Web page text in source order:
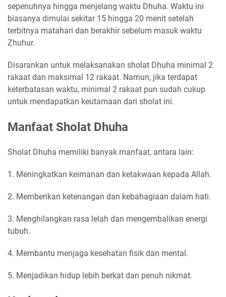
sepenuhnya hingga menjelang waktu Dhuha. Waktu ini
biasanya dimulai sekitar 15 hingga 20 menit setelah
terbitnya matahari dan berakhir sebelum masuk waktu
Zhuhur.
Disarankan untuk melaksanakan sholat Dhuha minimal 2
rakaat dan maksimal 12 rakaat. Namun, jika terdapat
keterbatasan waktu, minimal 2 rakaat pun sudah cukup
untuk mendapatkan keutamaan dari sholat ini.
Manfaat Sholat Dhuha
Sholat Dhuha memiliki banyak manfaat, antara lain:
1. Meningkatkan keimanan dan ketakwaan kepada Allah.
2. Memberikan ketenangan dan kebahagiaan dalam hati.
3. Menghilangkan rasa lelah dan mengembalikan energi
tubuh.
4. Membantu menjaga kesehatan fisik dan mental.
5. Menjadikan hidup lebih berkat dan penuh nikmat.